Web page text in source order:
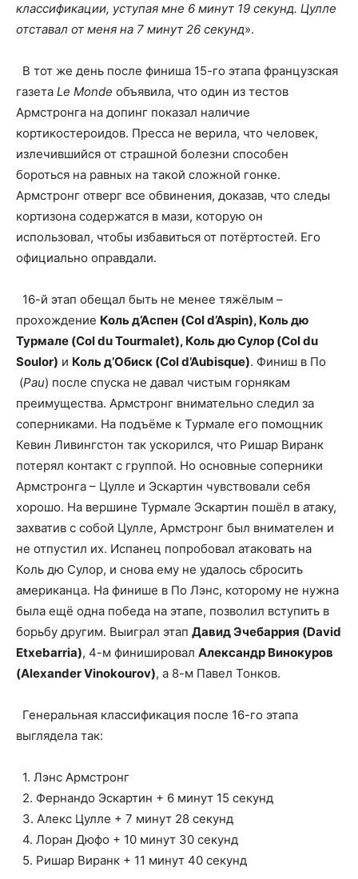
классификации, уступая мне 6 минут 19 секунд. Цулле
отставал от меня на 7 минут 26 секунд».
В тот же день после финиша 15-го этапа французская
газета Le Monde объявила, что один из тестов
Армстронга на допинг показал наличие
кортикостероидов. Пресса не верила, что человек,
излечившийся от страшной болезни способен
бороться на равных на такой сложной гонке.
Армстронг отверг все обвинения, доказав, что следы
кортизона содержатся в мази, которую он
использовал, чтобы избавиться от потёртостей. Его
официально оправдали.
16-й этап обещал быть не менее тяжёлым –
прохождение Коль д’Аспен (Col d’Aspin), Коль дю
Турмале (Col du Tourmalet), Коль дю Сулор (Col du
Soulor) и Коль д’Обиск (Col d’Aubisque). Финиш в По
(Pau) после спуска не давал чистым горнякам
преимущества. Армстронг внимательно следил за
соперниками. На подъёме к Турмале его помощник
Кевин Ливингстон так ускорился, что Ришар Виранк
потерял контакт с группой. Но основные соперники
Армстронга – Цулле и Эскартин чувствовали себя
хорошо. На вершине Турмале Эскартин пошёл в атаку,
захватив с собой Цулле, Армстронг был внимателен и
не отпустил их. Испанец попробовал атаковать на
Коль дю Сулор, и снова ему не удалось сбросить
американца. На финише в По Лэнс, которому не нужна
была ещё одна победа на этапе, позволил вступить в
борьбу другим. Выиграл этап Давид Эчебаррия (David
Etxebarria), 4-м финишировал Александр Винокуров
(Alexander Vinokourov), а 8-м Павел Тонков.
Генеральная классификация после 16-го этапа
выглядела так:
1. Лэнс Армстронг
2. Фернандо Эскартин + 6 минут 15 секунд
3. Алекс Цулле + 7 минут 28 секунд
4. Лоран Дюфо + 10 минут 30 секунд
5. Ришар Виранк + 11 минут 40 секунд